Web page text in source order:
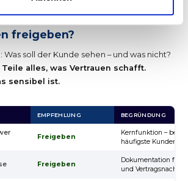
freigeben?
Was soll der Kunde sehen – und was nicht?
Teile alles, was Vertrauen schafft.
sensibel ist.
EMPFEHLUNG BEGRÜNDUNG
Freigeben
Kernfunktion –
häufigste
Freigeben
Dokumentation für
und